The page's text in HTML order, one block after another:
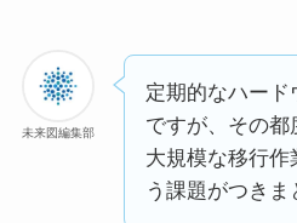
未来図編集部
定期的なハー
ですが、その都
大規模な移行作
う課題がつきま